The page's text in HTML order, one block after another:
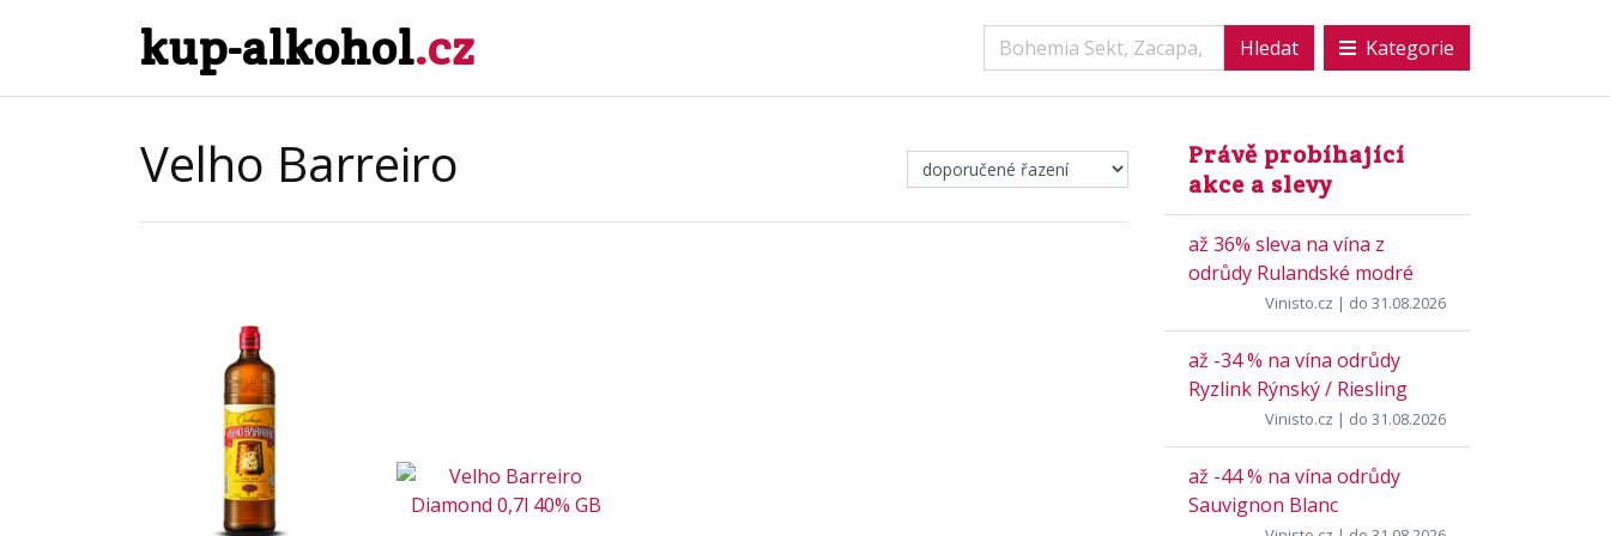
kup-alkohol.cz Kategorie
Velho Barreiro
Právě probíhající
akce a slevy
až 36% sleva na vína z
odrůdy Rulandské modré
Vinisto.cz | do 31.08.2026
až -34 % na vína odrůdy
Ryzlink Rýnský / Riesling
Vinisto.cz | do 31.08.2026
až -44 % na vína odrůdy
Sauvignon Blanc